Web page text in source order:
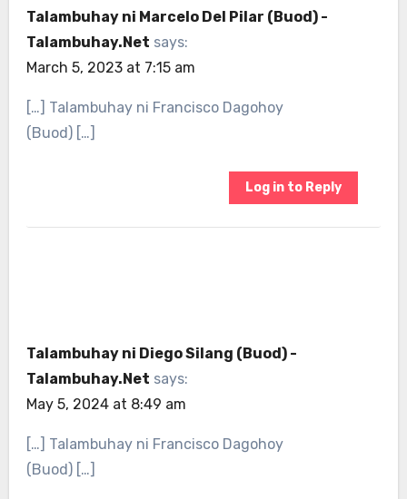
Talambuhay ni Marcelo Del Pilar (Buod) -
Talambuhay.Net says:
March 5, 2023 at 7:15 am
[…] Talambuhay ni Francisco Dagohoy
(Buod) […]
Log in to Reply
Talambuhay ni Diego Silang (Buod) -
Talambuhay.Net says:
May 5, 2024 at 8:49 am
[…] Talambuhay ni Francisco Dagohoy
(Buod) […]